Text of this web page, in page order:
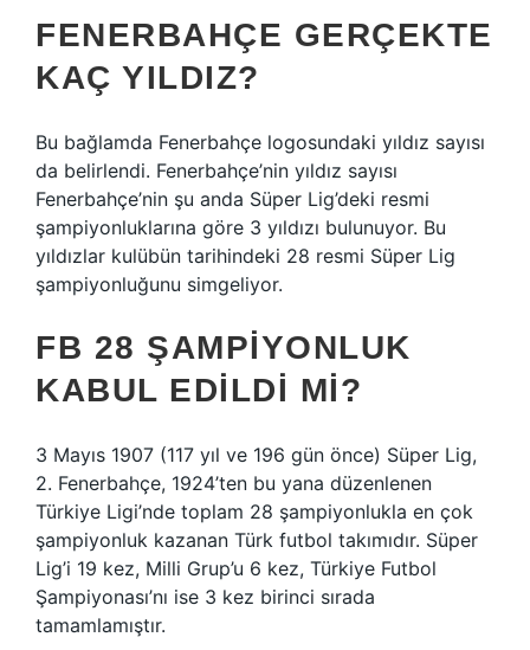
FENERBAHÇE GERÇEKTE
KAÇ YILDIZ?
Bu bağlamda Fenerbahçe logosundaki yıldız sayısı
da belirlendi. Fenerbahçe’nin yıldız sayısı
Fenerbahçe’nin şu anda Süper Lig’deki resmi
şampiyonluklarına göre 3 yıldızı bulunuyor. Bu
yıldızlar kulübün tarihindeki 28 resmi Süper Lig
şampiyonluğunu simgeliyor.
FB 28 ŞAMPIYONLUK
KABUL EDILDI MI?
3 Mayıs 1907 (117 yıl ve 196 gün önce) Süper Lig,
2. Fenerbahçe, 1924’ten bu yana düzenlenen
Türkiye Ligi’nde toplam 28 şampiyonlukla en çok
şampiyonluk kazanan Türk futbol takımıdır. Süper
Lig’i 19 kez, Milli Grup’u 6 kez, Türkiye Futbol
Şampiyonası’nı ise 3 kez birinci sırada
tamamlamıştır.